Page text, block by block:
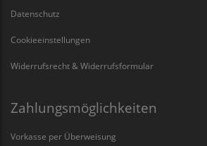
Datenschutz
Cookieeinstellungen
Widerrufsrecht & Widerrufsformular
Zahlungsmöglichkeiten
Vorkasse per Überweisung